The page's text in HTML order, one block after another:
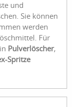
und
Sie können
werden
Für
Pulverlöscher,
Spritze